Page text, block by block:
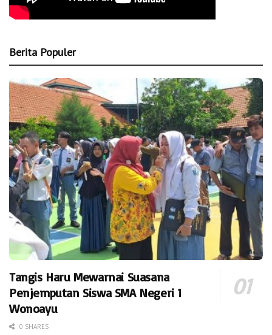
Berita Populer
Tangis Haru Mewarnai Suasana
Penjemputan Siswa SMA Negeri 1
Wonoayu
0 SHARES